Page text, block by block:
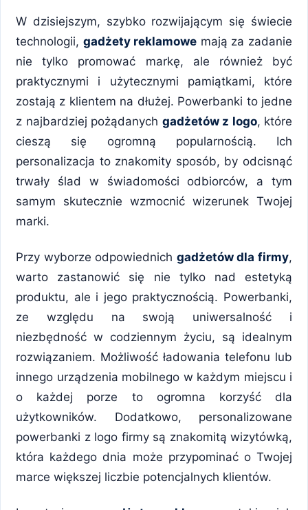
W dzisiejszym, szybko rozwijającym się świecie
technologii, gadżety reklamowe mają za zadanie
nie tylko promować markę, ale również być
praktycznymi i użytecznymi pamiątkami, które
zostają z klientem na dłużej. Powerbanki to jedne
z najbardziej pożądanych gadżetów z logo, które
cieszą się ogromną popularnością. Ich
personalizacja to znakomity sposób, by odcisnąć
trwały ślad w świadomości odbiorców, a tym
samym skutecznie wzmocnić wizerunek Twojej
marki.
Przy wyborze odpowiednich gadżetów dla firmy,
warto zastanowić się nie tylko nad estetyką
produktu, ale i jego praktycznością. Powerbanki,
ze względu na swoją uniwersalność i
niezbędność w codziennym życiu, są idealnym
rozwiązaniem. Możliwość ładowania telefonu lub
innego urządzenia mobilnego w każdym miejscu i
o każdej porze to ogromna korzyść dla
użytkowników. Dodatkowo, personalizowane
powerbanki z logo firmy są znakomitą wizytówką,
która każdego dnia może przypominać o Twojej
marce większej liczbie potencjalnych klientów.